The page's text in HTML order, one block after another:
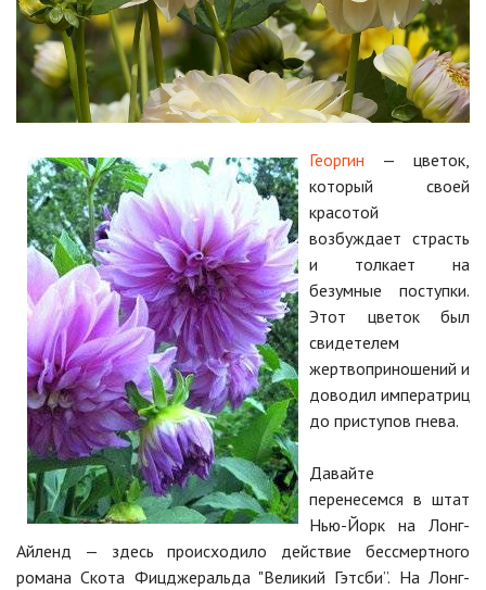
Георгин — цветок,
который своей
красотой
возбуждает страсть
и толкает на
безумные поступки.
Этот цветок был
свидетелем
жертвоприношений и
доводил императриц
до приступов гнева.
Давайте
перенесемся в штат
Нью-Йорк на Лонг-
Айленд — здесь происходило действие бессмертного
романа Скота Фицджеральда "Великий Гэтсби”. На Лонг-